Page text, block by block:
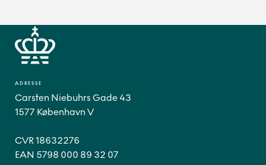
ADRESSE
Carsten Niebuhrs Gade 43
1577 København V
CVR 18632276
EAN 5798 000 89 32 07